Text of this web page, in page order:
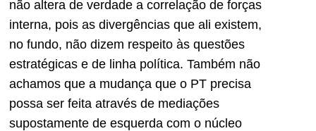
não altera de verdade a correlação de forças
interna, pois as divergências que ali existem,
no fundo, não dizem respeito às questões
estratégicas e de linha política. Também não
achamos que a mudança que o PT precisa
possa ser feita através de mediações
supostamente de esquerda com o núcleo